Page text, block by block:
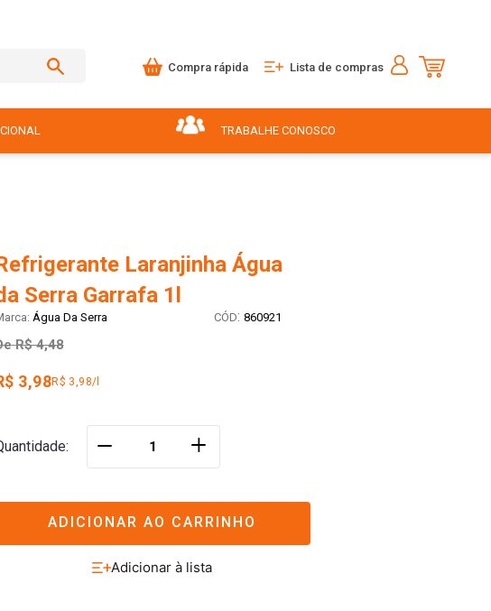
Compra rápida Lista de compras
TRABALHE CONOSCO
Laranjinha Água
Serra Garrafa 1l
Água Da Serra : 860921
R$ 4,48
3,98R$ 3,98/l
＋
ADICIONAR AO CARRINHO